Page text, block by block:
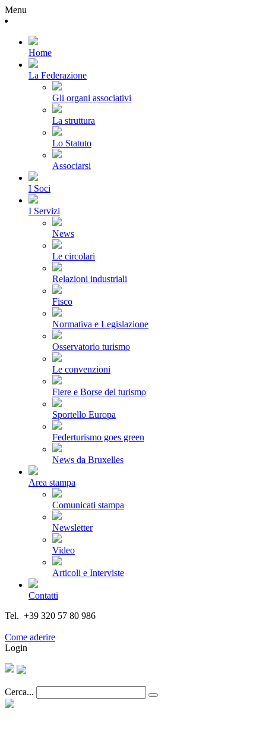
Menu
Home
La Federazione
Gli organi associativi
La struttura
Lo Statuto
Associarsi
I Soci
I Servizi
News
Le circolari
Relazioni industriali
Fisco
Normativa e Legislazione
Osservatorio turismo
Le convenzioni
Fiere e Borse del turismo
Sportello Europa
Federturismo goes green
News da Bruxelles
Area stampa
Comunicati stampa
Newsletter
Video
Articoli e Interviste
Contatti
Tel. +39 320 57 80 986
Come aderire
Login
Cerca...